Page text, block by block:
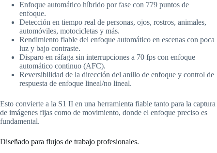
Enfoque automático híbrido por fase con 779 puntos de
enfoque.
Detección en tiempo real de personas, ojos, rostros, animales,
automóviles, motocicletas y más.
Rendimiento fiable del enfoque automático en escenas con poca
luz y bajo contraste.
Disparo en ráfaga sin interrupciones a 70 fps con enfoque
automático continuo (AFC).
Reversibilidad de la dirección del anillo de enfoque y control de
respuesta de enfoque lineal/no lineal.
Esto convierte a la S1 II en una herramienta fiable tanto para la captura
de imágenes fijas como de movimiento, donde el enfoque preciso es
fundamental.
Diseñado para flujos de trabajo profesionales.